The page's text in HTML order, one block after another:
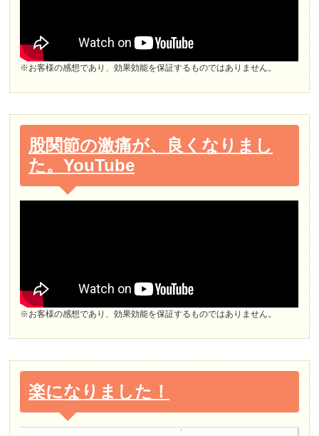
※お客様の感想であり、効果効能を保証するものではありません。
股関節の激痛が、良くなりまし
た。YouTube
※お客様の感想であり、効果効能を保証するものではありません。
楽になりました！